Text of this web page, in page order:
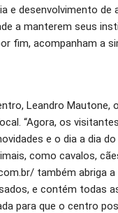
e desenvolvimento de
a manterem seus
fim, acompanham a
Leandro
“Agora, os
e o dia a dia
como cavalos,
também abriga a
e contém todas
para que o centro